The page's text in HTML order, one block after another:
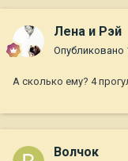
Лена и Рэй
Опубликовано
А сколько ему? 4
Волчок